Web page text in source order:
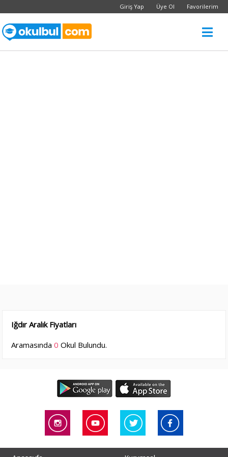
Giriş Yap Üye Ol Favorilerim
Iğdır Aralık Fiyatları
Aramasında0 Okul Bulundu.